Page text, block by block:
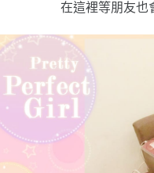
在這裡等朋友也